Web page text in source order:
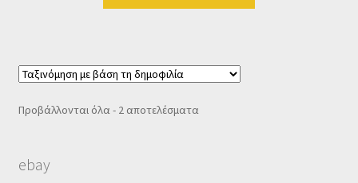
Προβάλλονται όλα - 2 αποτελέσματαSorted
ebay